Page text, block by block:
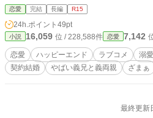
を甘やかしてくる!? 「これは契約結婚のはずですよね!?」 ◇
◇◇◇ お気に入り登録、♡、感想などいただければ、作者
が大変喜びます( . .)" モチベになるので良ければ応援してい
ただけると嬉しいです！ ※この作品は「小説家になろう」
「エブリスタ」様にも掲
トです。文字入れは「装
※小説内容にはAI不使用
恋愛 完結 長編 R15
24h.ポイント 49pt
小説 16,059 位 / 228,588件 恋愛 7,142
恋愛 ハッピーエンド ラブコメ 溺愛
契約結婚
やばい義兄と義両親 ざまぁ
最終更新